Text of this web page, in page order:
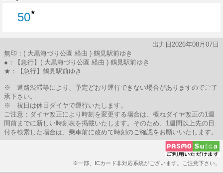
50★
出力日2026年08月07日
無印：( 大黒海づり公園 経由 ) 鶴見駅前ゆき
●：【急行】( 大黒海づり公園 経由 ) 鶴見駅前ゆき
★：【急行】鶴見駅前ゆき
※ 道路渋滞等により、予定どおり運行できない場合がありますのでご了
承下さい。
※ 祝日は休日ダイヤで運行いたします。
ご注意：ダイヤ改正により時刻を変更する場合は、概ねダイヤ改正の1週
間前までに新しい時刻表を掲載いたします。そのため、1週間以上先の日
付を検索した場合は、乗車前に改めて時刻のご確認をお願いいたします。
※一部、ICカード非対応系統がございます。ご注意下さい。